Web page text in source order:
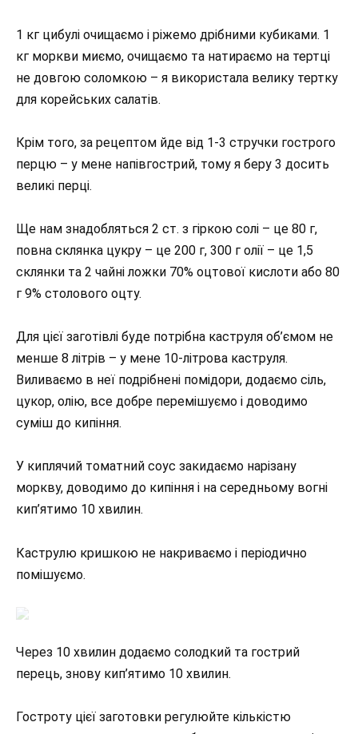
1 кг цибулі очищаємо і ріжемо дрібними кубиками. 1
кг моркви миємо, очищаємо та натираємо на тертці
не довгою соломкою – я використала велику тертку
для корейських салатів.
Крім того, за рецептом йде від 1-3 стручки гострого
перцю – у мене напівгострий, тому я беру 3 досить
великі перці.
Ще нам знадобляться 2 ст. з гіркою солі – це 80 г,
повна склянка цукру – це 200 г, 300 г олії – це 1,5
склянки та 2 чайні ложки 70% оцтової кислоти або 80
г 9% столового оцту.
Для цієї заготівлі буде потрібна каструля об’ємом не
менше 8 літрів – у мене 10-літрова каструля.
Виливаємо в неї подрібнені помідори, додаємо сіль,
цукор, олію, все добре перемішуємо і доводимо
суміш до кипіння.
У киплячий томатний соус закидаємо нарізану
моркву, доводимо до кипіння і на середньому вогні
кип’ятимо 10 хвилин.
Каструлю кришкою не накриваємо і періодично
помішуємо.
Через 10 хвилин додаємо солодкий та гострий
перець, знову кип’ятимо 10 хвилин.
Гостроту цієї заготовки регулюйте кількістю